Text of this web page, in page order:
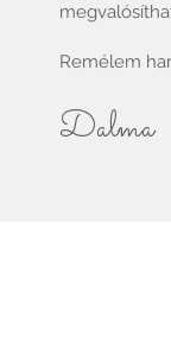
Remélem
Dalma